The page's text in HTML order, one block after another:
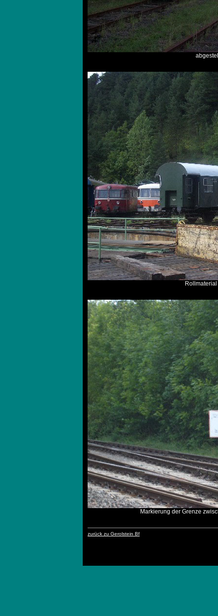
Markierung der Grenze
zurück zu Gerolstein Bf